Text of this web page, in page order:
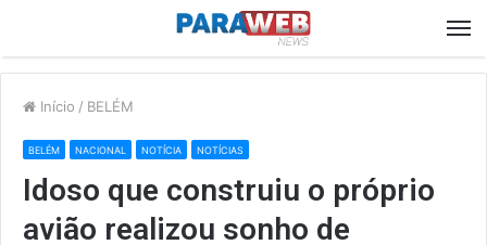
Início / BELÉM
BELÉM NACIONAL NOTÍCIA NOTÍCIAS
Idoso que construiu o próprio
avião realizou sonho de